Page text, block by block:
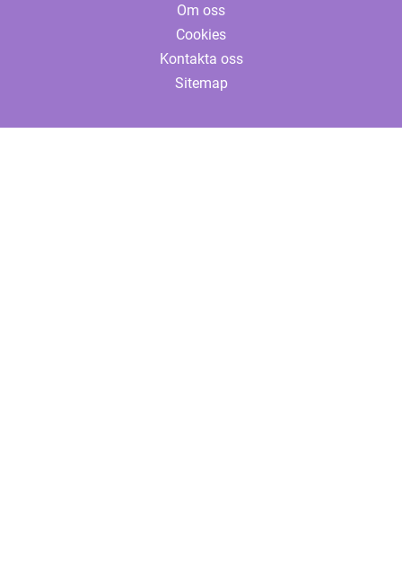
Om oss
Cookies
Kontakta oss
Sitemap